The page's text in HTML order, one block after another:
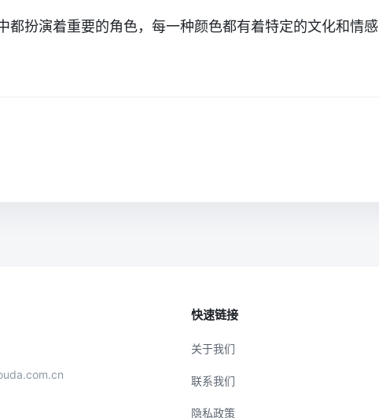
都扮演着重要的角色，每一种颜色都有着特定的文化和情感
快速链接
关于我们
联系我们
隐私政策